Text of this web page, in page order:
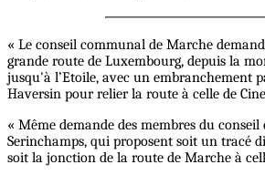
« Le conseil communal de Marche
grande route de Luxembourg, depuis la
jusqu'à l’Etoile, avec un embranchement
Haversin pour relier la route à celle de
« Même demande des membres du
Serinchamps, qui proposent soit un tracé
soit la jonction de la route de Marche à